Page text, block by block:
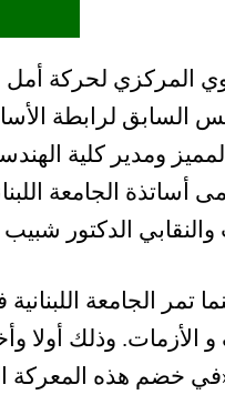
المركزي لحركة أمل
السابق لرابطة
ومدير كلية
الجامعة
والنقابي الدكتور
تمر الجامعة
وذلك أولا
في خضم هذه المعركة